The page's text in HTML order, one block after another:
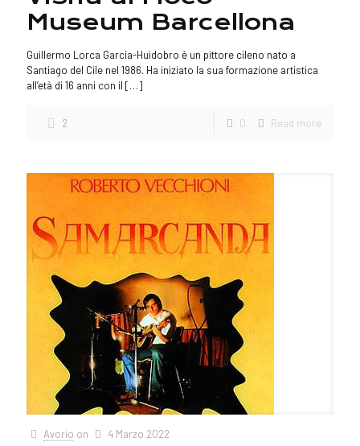
Museum Barcellona
Guillermo Lorca García-Huidobro è un pittore cileno nato a
Santiago del Cile nel 1986. Ha iniziato la sua formazione artistica
all’età di 16 anni con il […]
2 0 Read more
Avorio on 4 Marzo 2022